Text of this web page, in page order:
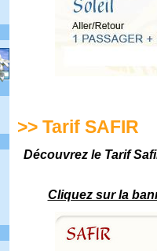
>> Tarif SAFIR
Découvrez le Tarif
Cliquez sur la